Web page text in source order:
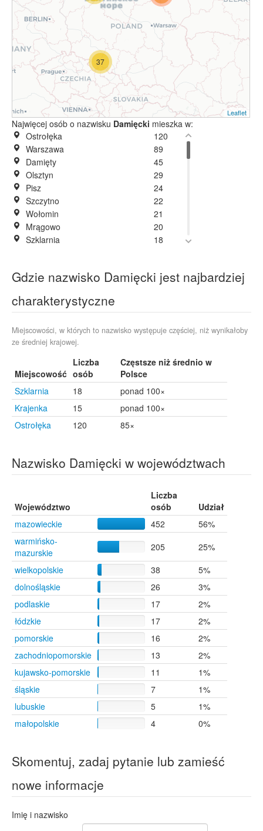
37
Leaflet
Najwięcej osób o nazwisku Damięcki mieszka w:
Ostrołęka
120
Warszawa
89
Damięty
45
Olsztyn
29
Pisz
24
Szczytno
22
Wołomin
21
Mrągowo
20
Szklarnia
18
Łódź
13
Gdańsk
Czerwin
11
Gąsocin
Płochocin
9
Ruciane-Nida
9
Skarżynek
9
Wąsoszki
9
Wrocław
Borawe
Kołaki
8
Orłowo
8
8
Sieluń
8
Barankowo
7
Cisk
Jawory-Podmaście
7
Lipa
7
Pawłowice
7
Wielki Łęck
7
Żyrardów
7
Brodna
6
Dzierżoniów
6
Grudziądz
6
Jelenia Góra
6
Kisiny
6
Laseczno
6
Matyldów
6
Nawiady
6
Nowy Dwór Mazowiecki
6
Chotomów
Dywity
5
Mława
Młynarze
Nowy Modlin
5
Serock
Sławno
5
Gdzie nazwisko Damięcki jest najbardziej
charakterystyczne
Miejscowości, w których to nazwisko występuje częściej, niż wynikałoby
ze średniej krajowej.
Miejscowość
Liczba
osób
Częstsze niż średnio w
Polsce
Szklarnia
18
ponad 100×
Krajenka
15
ponad 100×
Ostrołęka
120 85×
Nazwisko Damięcki w województwach
Województwo
Liczba
osób
Udział
mazowieckie
452
56%
warmińsko-
mazurskie
205
25%
wielkopolskie
38
5%
dolnośląskie
26
3%
podlaskie
17
2%
łódzkie
17
2%
pomorskie
16
2%
zachodniopomorskie
13
2%
kujawsko-pomorskie
11
1%
śląskie
7
1%
lubuskie
5
1%
małopolskie
4 0%
Skomentuj, zadaj pytanie lub zamieść
nowe informacje
Imię i nazwisko